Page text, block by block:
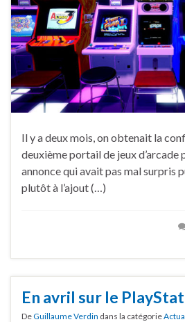
Il y a deux mois, on obtenait la
deuxième portail de jeux d’arcade
annonce qui avait pas mal surpris
plutôt à l’ajout (…)
En avril sur le
DeGuillaume Verdin dans la catégorie